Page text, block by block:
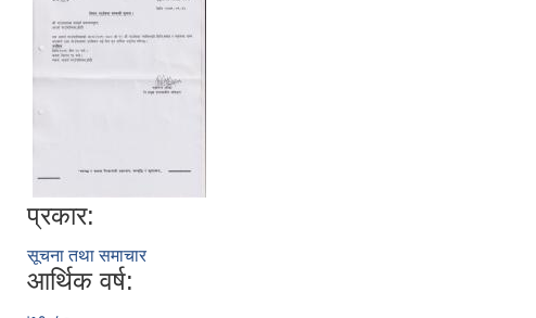
प्रकार:
सूचना तथा समाचार
आर्थिक वर्ष: